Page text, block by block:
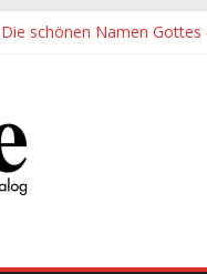
Die schönen Namen Gottes
„Kind“ seiner Zeit sein